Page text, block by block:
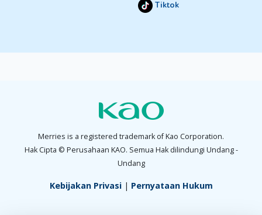
Tiktok
Merries is a registered trademark of Kao Corporation.
Hak Cipta © Perusahaan KAO. Semua Hak dilindungi Undang -
Undang
Kebijakan Privasi| Pernyataan Hukum